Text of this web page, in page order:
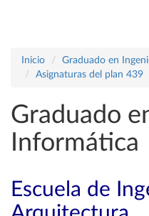
Inicio
Graduado en
Asignaturas del plan 439
Graduado
Informática
Escuela de